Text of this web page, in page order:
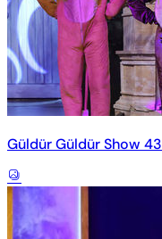
Güldür Güldür Show